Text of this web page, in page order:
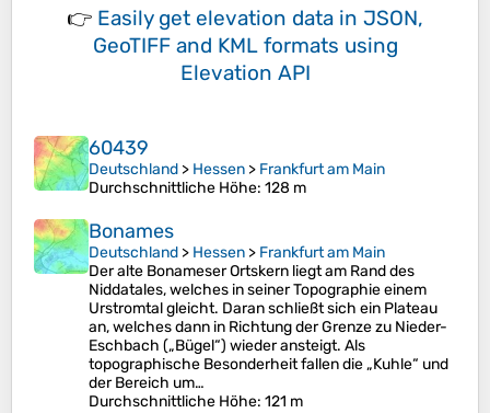
👉 Easily get elevation data in JSON,
GeoTIFF and KML formats using
Elevation API
60439
Deutschland > Hessen > Frankfurt am Main
Durchschnittliche Höhe: 128 m
Bonames
Deutschland > Hessen > Frankfurt am Main
Der alte Bonameser Ortskern liegt am Rand des
Niddatales, welches in seiner Topographie einem
Urstromtal gleicht. Daran schließt sich ein Plateau
an, welches dann in Richtung der Grenze zu Nieder-
Eschbach („Bügel“) wieder ansteigt. Als
topographische Besonderheit fallen die „Kuhle“ und
der Bereich um…
Durchschnittliche Höhe: 121 m